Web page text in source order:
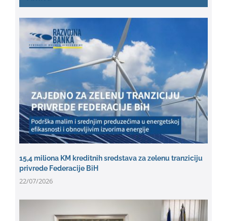
15,4 miliona KM kreditnih sredstava za zelenu tranziciju
privrede Federacije BiH
22/07/2026